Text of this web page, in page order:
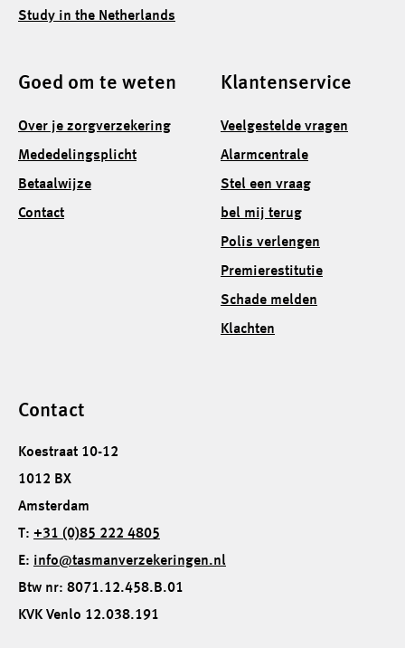
Study in the Netherlands
Goed om te weten
Over je zorgverzekering
Mededelingsplicht
Betaalwijze
Contact
Klantenservice
Veelgestelde vragen
Alarmcentrale
Stel een vraag
bel mij terug
Polis verlengen
Premierestitutie
Schade melden
Klachten
Contact
Koestraat 10-12
1012 BX
Amsterdam
T: +31 (0)85 222 4805
E: info@tasmanverzekeringen.nl
Btw nr: 8071.12.458.B.01
KVK Venlo 12.038.191